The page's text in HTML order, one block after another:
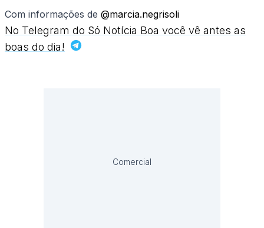
Com informações de @marcia.negrisoli
No Telegram do Só Notícia Boa você vê antes as
boas do dia!
Comercial